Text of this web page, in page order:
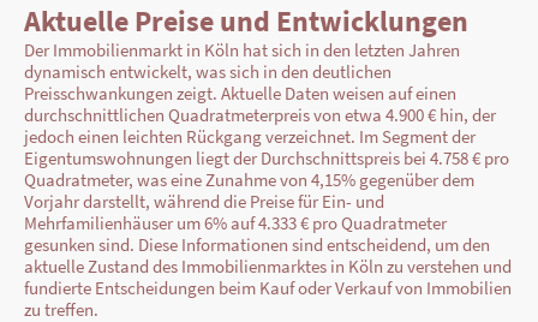
Aktuelle Preise und Entwicklungen
Der Immobilienmarkt in Köln hat sich in den letzten Jahren
dynamisch entwickelt, was sich in den deutlichen
Preisschwankungen zeigt. Aktuelle Daten weisen auf einen
durchschnittlichen Quadratmeterpreis von etwa 4.900 € hin, der
jedoch einen leichten Rückgang verzeichnet. Im Segment der
Eigentumswohnungen liegt der Durchschnittspreis bei 4.758 € pro
Quadratmeter, was eine Zunahme von 4,15% gegenüber dem
Vorjahr darstellt, während die Preise für Ein- und
Mehrfamilienhäuser um 6% auf 4.333 € pro Quadratmeter
gesunken sind. Diese Informationen sind entscheidend, um den
aktuelle Zustand des Immobilienmarktes in Köln zu verstehen und
fundierte Entscheidungen beim Kauf oder Verkauf von Immobilien
zu treffen.